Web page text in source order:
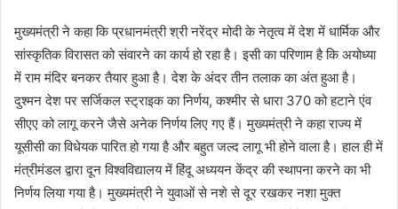
मुख्यमंत्री ने कहा कि प्रधानमंत्री श्री नरेंद्र मोदी के नेतृत्व में देश में धार्मिक और
सांस्कृतिक विरासत को संवारने का कार्य हो रहा है। इसी का परिणाम है कि अयोध्या
में राम मंदिर बनकर तैयार हुआ है। देश के अंदर तीन तलाक का अंत हुआ है।
दुश्मन देश पर सर्जिकल स्ट्राइक का निर्णय, कश्मीर से धारा 370 को हटाने एंव
सीएए को लागू करने जैसे अनेक निर्णय लिए गए हैं। मुख्यमंत्री ने कहा राज्य में
यूसीसी का विधेयक पारित हो गया है और बहुत जल्द लागू भी होने वाला है। हाल ही में
मंत्रीमंडल द्वारा दून विश्वविद्यालय में हिंदू अध्ययन केंद्र की स्थापना करने का भी
निर्णय लिया गया है। मुख्यमंत्री ने युवाओं से नशे से दूर रखकर नशा मुक्त